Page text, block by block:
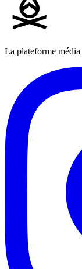
La plateforme